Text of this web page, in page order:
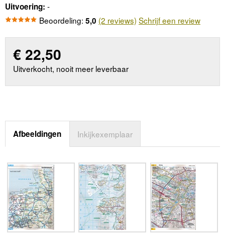
Uitvoering: -
Beoordeling: 5,0 (2 reviews) Schrijf een review
€ 22,50
Uitverkocht, nooit meer leverbaar
Afbeeldingen Inkijkexemplaar